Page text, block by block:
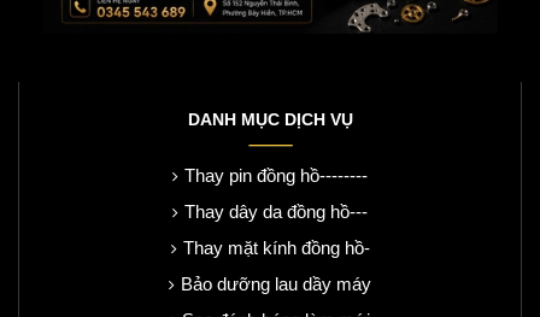
DANH MỤC DỊCH VỤ
Thay pin đồng hồ--------
Thay dây da đồng hồ---
Thay mặt kính đồng hồ-
Bảo dưỡng lau dầy máy